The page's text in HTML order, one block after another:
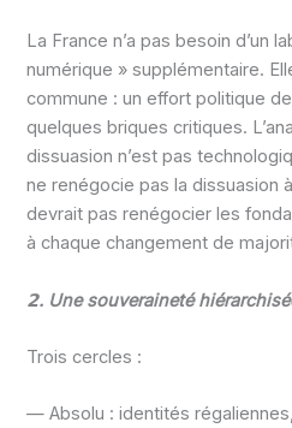
La France n’a pas besoin d’un
numérique » supplémentaire.
commune : un effort politique
quelques briques critiques.
dissuasion n’est pas
ne renégocie pas la dissuasion
devrait pas renégocier les
à chaque changement de
𝟮. Une souveraineté
Trois cercles :
— Absolu : identités